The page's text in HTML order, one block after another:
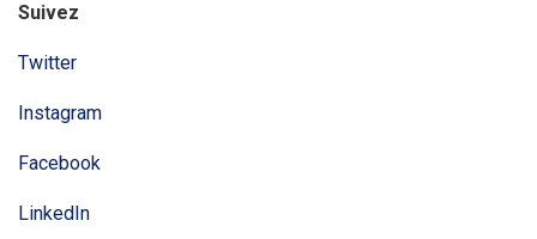
Suivez
Twitter
Instagram
Facebook
LinkedIn